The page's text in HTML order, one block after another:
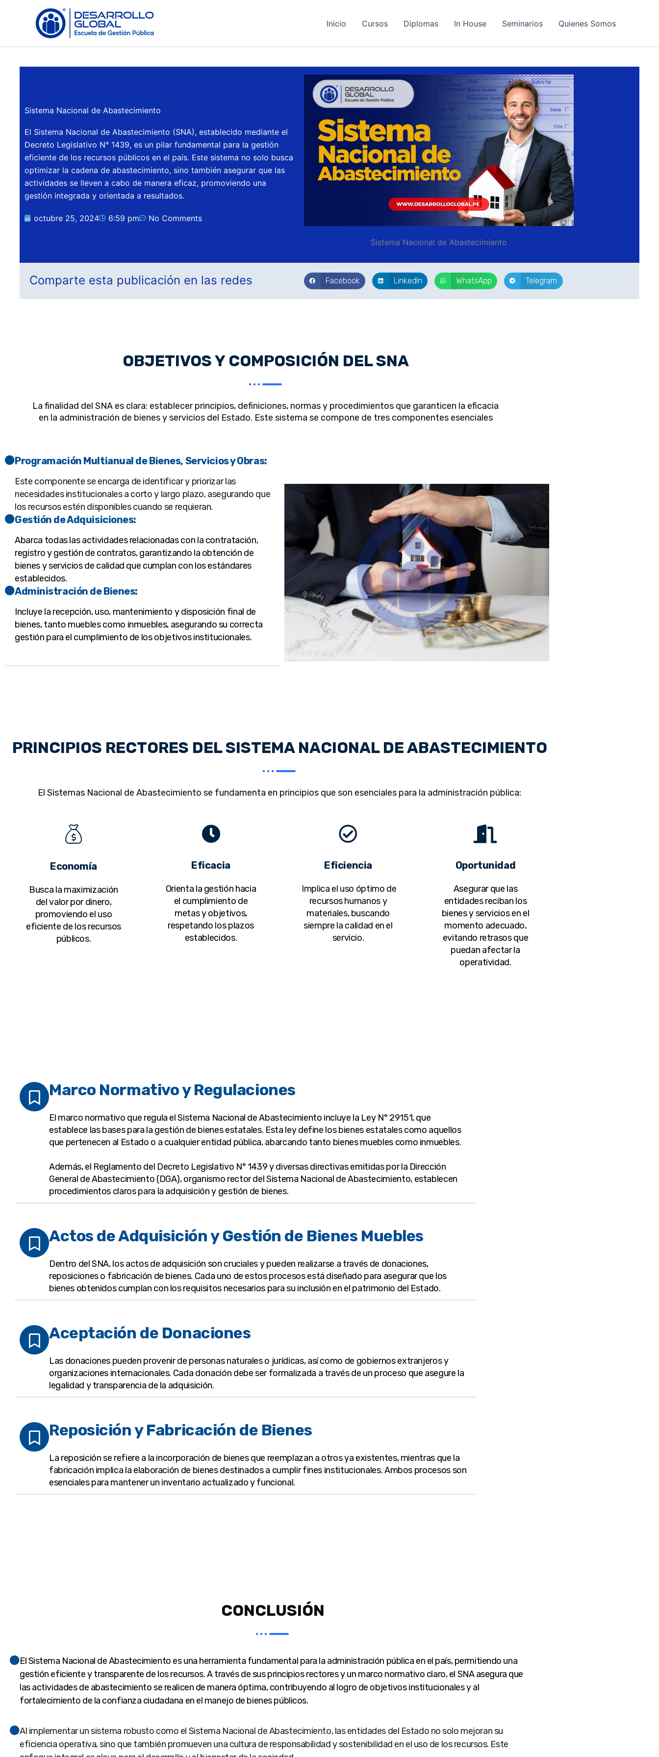
Inicio Cursos Diplomas In House Seminarios Quienes Somos
Sistema Nacional de Abastecimiento
El Sistema Nacional de Abastecimiento (SNA), establecido mediante el
Decreto Legislativo N° 1439, es un pilar fundamental para la gestión
eficiente de los recursos públicos en el país. Este sistema no solo busca
optimizar la cadena de abastecimiento, sino también asegurar que las
actividades se lleven a cabo de manera eficaz, promoviendo una
gestión integrada y orientada a resultados.
octubre 25, 2024 6:59 pm No Comments
Sistema Nacional de Abastecimiento
Comparte esta publicación en las redes Facebook LinkedIn WhatsApp Telegram
OBJETIVOS Y COMPOSICIÓN DEL SNA
La finalidad del SNA es clara: establecer principios, definiciones, normas y procedimientos que garanticen la eficacia
en la administración de bienes y servicios del Estado. Este sistema se compone de tres componentes esenciales
Programación Multianual de Bienes, Servicios y Obras:
Este componente se encarga de identificar y priorizar las
necesidades institucionales a corto y largo plazo, asegurando que
los recursos estén disponibles cuando se requieran.
Gestión de Adquisiciones:
Abarca todas las actividades relacionadas con la contratación,
registro y gestión de contratos, garantizando la obtención de
bienes y servicios de calidad que cumplan con los estándares
establecidos.
Administración de Bienes:
Incluye la recepción, uso, mantenimiento y disposición final de
bienes, tanto muebles como inmuebles, asegurando su correcta
gestión para el cumplimiento de los objetivos institucionales.
PRINCIPIOS RECTORES DEL SISTEMA NACIONAL DE ABASTECIMIENTO
El Sistemas Nacional de Abastecimiento se fundamenta en principios que son esenciales para la administración pública:
Economía
Busca la maximización
del valor por dinero,
promoviendo el uso
eficiente de los recursos
públicos.
Eficacia
Orienta la gestión hacia
el cumplimiento de
metas y objetivos,
respetando los plazos
establecidos.
Eficiencia
Implica el uso óptimo de
recursos humanos y
materiales, buscando
siempre la calidad en el
servicio.
Oportunidad
Asegurar que las
entidades reciban los
bienes y servicios en el
momento adecuado,
evitando retrasos que
puedan afectar la
operatividad.
Marco Normativo y Regulaciones
El marco normativo que regula el Sistema Nacional de Abastecimiento incluye la Ley N° 29151, que
establece las bases para la gestión de bienes estatales. Esta ley define los bienes estatales como aquellos
que pertenecen al Estado o a cualquier entidad pública, abarcando tanto bienes muebles como inmuebles.
Además, el Reglamento del Decreto Legislativo N° 1439 y diversas directivas emitidas por la Dirección
General de Abastecimiento (DGA), organismo rector del Sistema Nacional de Abastecimiento, establecen
procedimientos claros para la adquisición y gestión de bienes.
Actos de Adquisición y Gestión de Bienes Muebles
Dentro del SNA, los actos de adquisición son cruciales y pueden realizarse a través de donaciones,
reposiciones o fabricación de bienes. Cada uno de estos procesos está diseñado para asegurar que los
bienes obtenidos cumplan con los requisitos necesarios para su inclusión en el patrimonio del Estado.
Aceptación de Donaciones
Las donaciones pueden provenir de personas naturales o jurídicas, así como de gobiernos extranjeros y
organizaciones internacionales. Cada donación debe ser formalizada a través de un proceso que asegure la
legalidad y transparencia de la adquisición.
Reposición y Fabricación de Bienes
La reposición se refiere a la incorporación de bienes que reemplazan a otros ya existentes, mientras que la
fabricación implica la elaboración de bienes destinados a cumplir fines institucionales. Ambos procesos son
esenciales para mantener un inventario actualizado y funcional.
CONCLUSIÓN
El Sistema Nacional de Abastecimiento es una herramienta fundamental para la administración pública en el país, permitiendo una
gestión eficiente y transparente de los recursos. A través de sus principios rectores y un marco normativo claro, el SNA asegura que
las actividades de abastecimiento se realicen de manera óptima, contribuyendo al logro de objetivos institucionales y al
fortalecimiento de la confianza ciudadana en el manejo de bienes públicos.
Al implementar un sistema robusto como el Sistema Nacional de Abastecimiento, las entidades del Estado no solo mejoran su
eficiencia operativa, sino que también promueven una cultura de responsabilidad y sostenibilidad en el uso de los recursos. Este